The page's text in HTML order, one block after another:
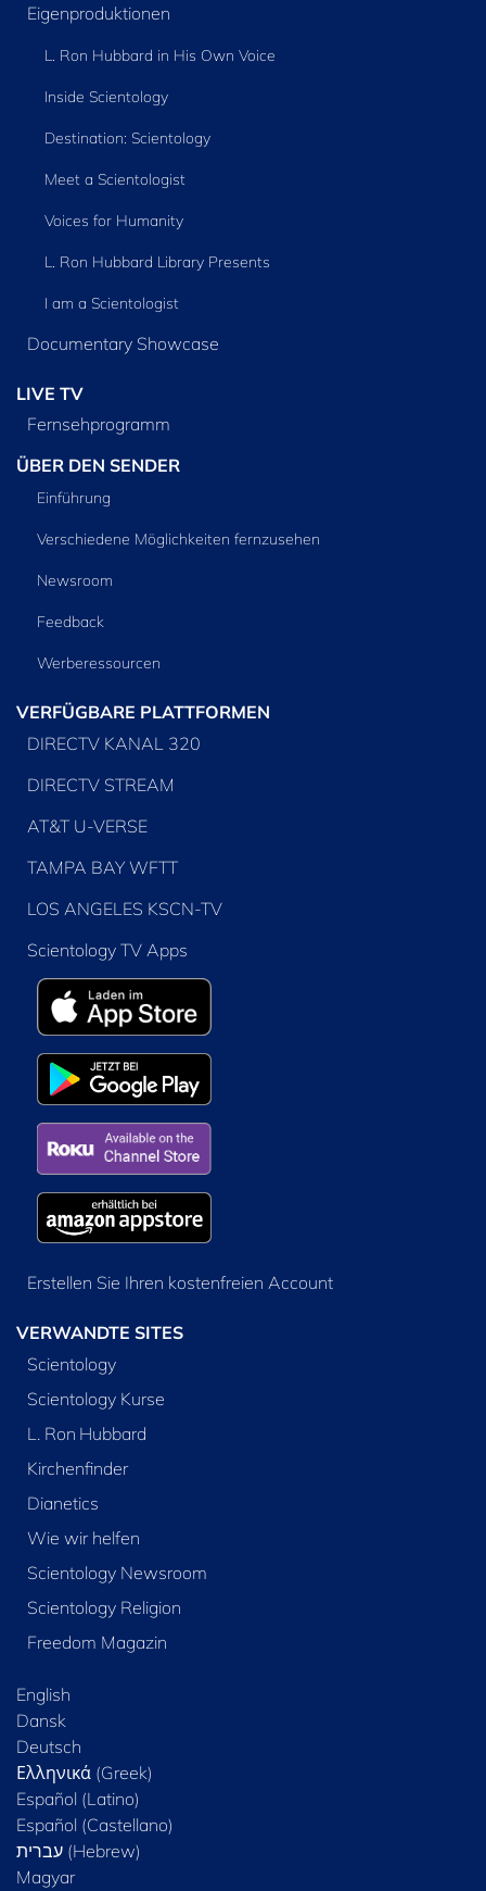
Eigenproduktionen
L. Ron Hubbard in His Own Voice
Inside Scientology
Destination: Scientology
Meet a Scientologist
Voices for Humanity
L. Ron Hubbard Library Presents
I am a Scientologist
Documentary Showcase
LIVE TV
Fernsehprogramm
ÜBER DEN SENDER
Einführung
Verschiedene Möglichkeiten fernzusehen
Newsroom
Feedback
Werberessourcen
VERFÜGBARE PLATTFORMEN
DIRECTV KANAL 320
DIRECTV STREAM
AT&T U-VERSE
TAMPA BAY WFTT
LOS ANGELES KSCN-TV
Scientology TV Apps
Erstellen Sie Ihren kostenfreien Account
VERWANDTE SITES
Scientology
Scientology Kurse
L. Ron Hubbard
Kirchenfinder
Dianetics
Wie wir helfen
Scientology Newsroom
Scientology Religion
Freedom Magazin
English
Dansk
Deutsch
Ελληνικά (Greek)
Español (Latino)
Español (Castellano)
Magyar